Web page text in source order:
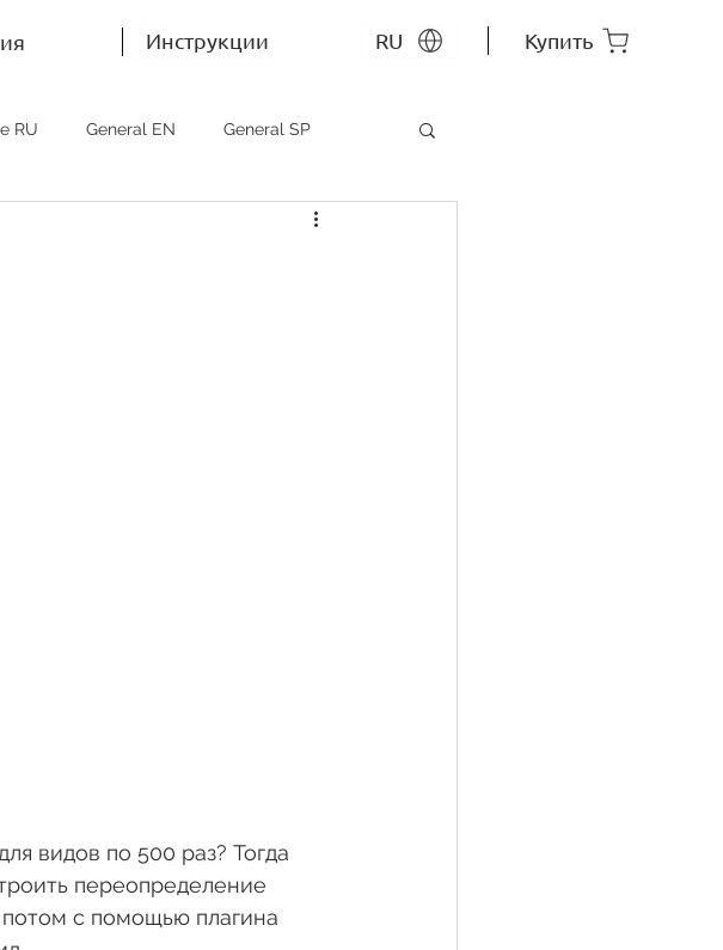
Инструкции RU Купить
RU General EN General SP
видов по 500 раз? Тогда
переопределение
с помощью плагина